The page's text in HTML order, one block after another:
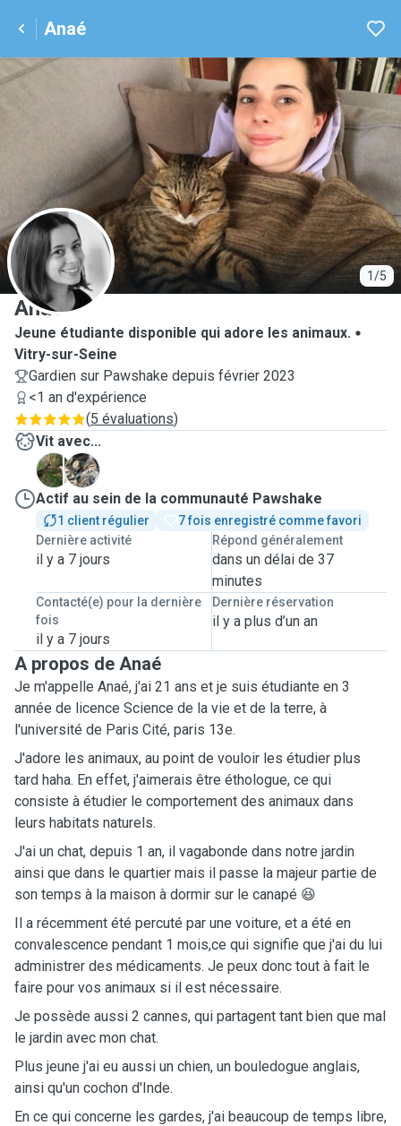
Anaé
1/5
A
Anaé
Jeune étudiante disponible qui adore les animaux.
Vitry-sur-Seine
Gardien sur Pawshake depuis février 2023
<1 an d'expérience
(5 évaluations)
Vit avec...
M
S
Actif au sein de la communauté Pawshake
1 client régulier
7 fois enregistré comme favori
Dernière activité
il y a 7 jours
Répond généralement
dans un délai de 37
minutes
Contacté(e) pour la dernière
fois
il y a 7 jours
Dernière réservation
il y a plus d’un an
A propos de Anaé
Je m'appelle Anaé, j'ai 21 ans et je suis étudiante en 3
année de licence Science de la vie et de la terre, à
l'université de Paris Cité, paris 13e.
J'adore les animaux, au point de vouloir les étudier plus
tard haha. En effet, j'aimerais être éthologue, ce qui
consiste à étudier le comportement des animaux dans
leurs habitats naturels.
J'ai un chat, depuis 1 an, il vagabonde dans notre jardin
ainsi que dans le quartier mais il passe la majeur partie de
son temps à la maison à dormir sur le canapé 😆
Il a récemment été percuté par une voiture, et a été en
convalescence pendant 1 mois,ce qui signifie que j'ai du lui
administrer des médicaments. Je peux donc tout à fait le
faire pour vos animaux si il est nécessaire.
Je possède aussi 2 cannes, qui partagent tant bien que mal
le jardin avec mon chat.
Plus jeune j'ai eu aussi un chien, un bouledogue anglais,
ainsi qu'un cochon d'Inde.
En ce qui concerne les gardes, j'ai beaucoup de temps libre,